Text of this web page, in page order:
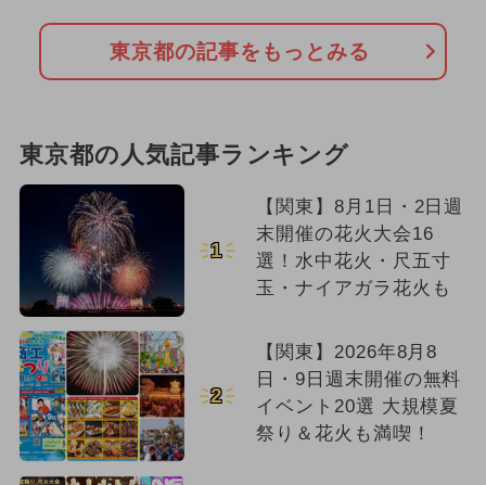
東京都の記事をもっとみる
東京都の人気記事ランキング
1
【関東】8月1日・2日週
末開催の花火大会16
選！水中花火・尺五寸
玉・ナイアガラ花火も
2
【関東】2026年8月8
日・9日週末開催の無料
イベント20選 大規模夏
祭り＆花火も満喫！